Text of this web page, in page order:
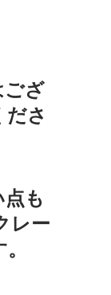
ござ
さ
も
レー